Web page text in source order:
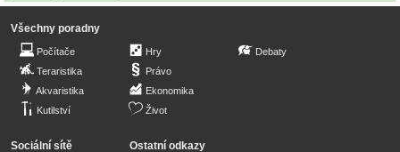
Všechny poradny
Počítače
Teraristika
Akvaristika
Kutilství
Hry
Právo
Ekonomika
Život
Debaty
Sociální sítě Ostatní odkazy